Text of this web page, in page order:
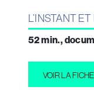
L’INSTANT
52 min.,
VOIR LA